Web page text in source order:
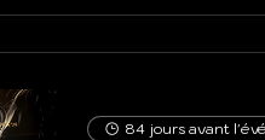
84 jours avant